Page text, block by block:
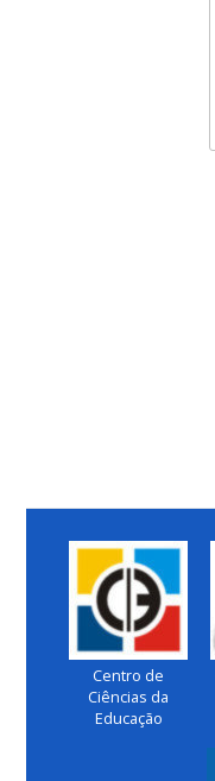
Centro de
Ciências da
Educação